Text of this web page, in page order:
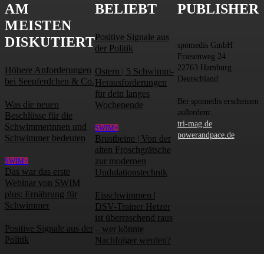
AM
MEISTEN
DISKUTIERT
Höhere Anforderungen
bei Seepferdchen & Co.
Was die neuen
Beschlüsse für die
Schwimmerinnen und
Schwimmer bedeuten
SWIM+
Das war das erste
Webinar von SWIM
plus: Ernährung für
Schwimmer
Positive Signale aus der
Politik
BELIEBT
Positive Signale aus
der Politik
Ostern | 5 Schwimm-
Herausforderungen
für dein langes
Wochenende
SWIM+
Brustbeine | Von der
alten Froschgrätsche
zur modernen
Undulationstechnik
Eisschwimmen |
DSV-Trainer Hetzer
ist überraschend raus
– wer könnte
Nachfolger werden?
PUBLISHER
spomedis GmbH
Friesenweg 24
22763 Hamburg
Deutschland
Bei spomedis erscheinen
außerdem:
tri-mag.de
powerandpace.de